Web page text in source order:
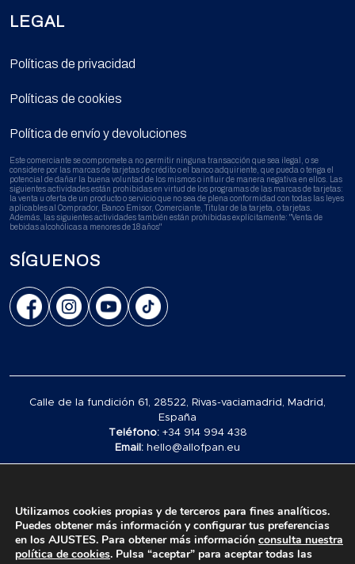
LEGAL
Políticas de privacidad
Políticas de cookies
Política de envío y devoluciones
Este comerciante se compromete a no permitir ninguna transacción que sea ilegal, o se
considere por las marcas de tarjetas de crédito o el banco adquiriente, que pueda o tenga el
potencial de dañar la buena voluntad de los mismos o influir de manera negativa en ellos. Las
siguientes actividades están prohibidas en virtud de los programas de las marcas de tarjetas:
la venta u oferta de un producto o servicio que no sea de plena conformidad con todas las leyes
aplicables al Comprador, Banco Emisor, Comerciante, Titular de la tarjeta, o tarjetas.
Además, las siguientes actividades también están prohibidas explícitamente: "Venta de
bebidas alcohólicas a menores de 18 años"
SÍGUENOS
Calle de la fundición 61, 28522, Rivas-vaciamadrid, Madrid,
España
Teléfono: +34 914 994 438
Email: hello@allofpan.eu
Utilizamos cookies propias y de terceros para fines analíticos.
Puedes obtener más información y configurar tus preferencias
en los AJUSTES. Para obtener más información consulta nuestra
política de cookies. Pulsa “aceptar” para aceptar todas las